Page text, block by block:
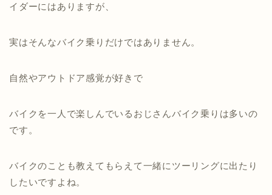
イダーにはありますが、
実はそんなバイク乗りだけではありません。
自然やアウトドア感覚が好きで
バイクを一人で楽しんでいるおじさんバイク乗りは多いの
です。
バイクのことも教えてもらえて一緒にツーリングに出たり
したいですよね。